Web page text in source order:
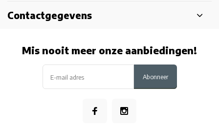
Contactgegevens
Mis nooit meer onze aanbiedingen!
Abonneer